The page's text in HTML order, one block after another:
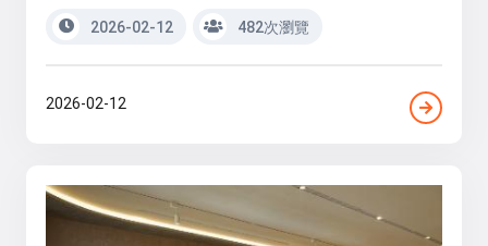
2026-02-12 482次瀏覽
2026-02-12